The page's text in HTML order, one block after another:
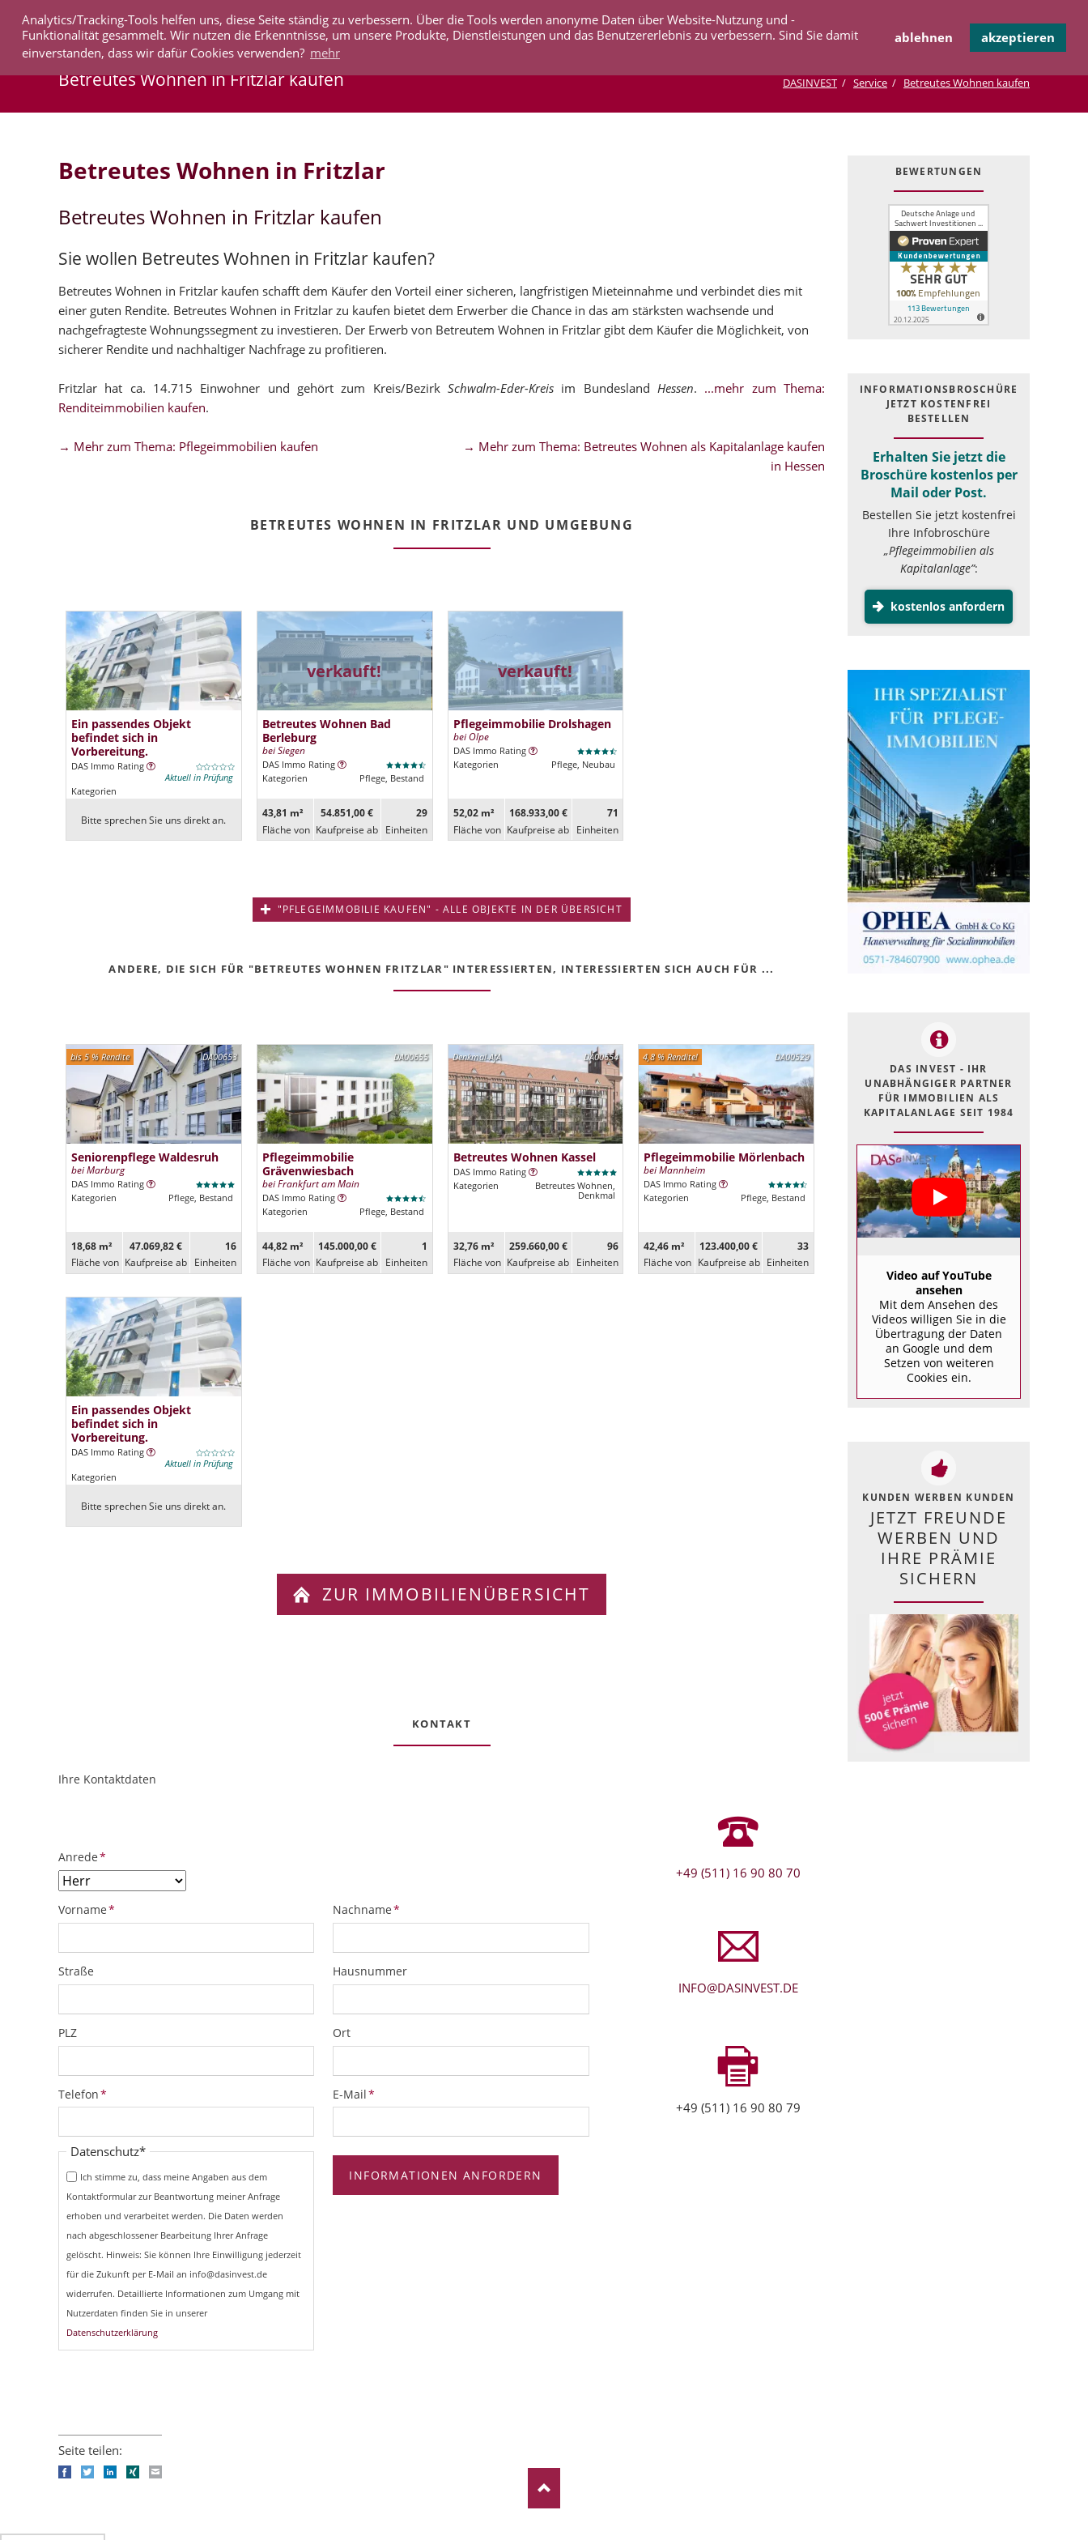
Analytics/Tracking-Tools helfen uns, diese Seite ständig zu verbessern. Über die Tools werden anonyme Daten über Website-Nutzung und -
Funktionalität gesammelt. Wir nutzen die Erkenntnisse, um unsere Produkte, Dienstleistungen und das Benutzererlebnis zu verbessern. Sind Sie damit
einverstanden, dass wir dafür Cookies verwenden? mehr
ablehnen akzeptieren
überspringen
IMMOBILIEN AKTUELLES UNTERNEHMEN SERVICE KOOPERATION KONTAKT
Betreutes Wohnen in Fritzlar kaufen DASINVEST Service Betreutes Wohnen kaufen
Betreutes Wohnen in Fritzlar
Betreutes Wohnen in Fritzlar kaufen
Sie wollen Betreutes Wohnen in Fritzlar kaufen?
Betreutes Wohnen in Fritzlar kaufen schafft dem Käufer den Vorteil einer sicheren, langfristigen Mieteinnahme und verbindet dies mit
einer guten Rendite. Betreutes Wohnen in Fritzlar zu kaufen bietet dem Erwerber die Chance in das am stärksten wachsende und
nachgefragteste Wohnungssegment zu investieren. Der Erwerb von Betreutem Wohnen in Fritzlar gibt dem Käufer die Möglichkeit, von
sicherer Rendite und nachhaltiger Nachfrage zu profitieren.
Fritzlar hat ca. 14.715 Einwohner und gehört zum Kreis/Bezirk Schwalm-Eder-Kreis im Bundesland Hessen. ...mehr zum Thema:
Renditeimmobilien kaufen.
→ Mehr zum Thema: Pflegeimmobilien kaufen
→ Mehr zum Thema: Betreutes Wohnen als Kapitalanlage kaufen
in Hessen
BETREUTES WOHNEN IN FRITZLAR UND UMGEBUNG
Ein passendes Objekt
befindet sich in
Vorbereitung.
DAS Immo Rating
Aktuell in Prüfung
Kategorien
Bitte sprechen Sie uns direkt an.
verkauft!
Betreutes Wohnen Bad
Berleburg
bei Siegen
DAS Immo Rating
Kategorien
Pflege, Bestand
43,81 m²
Fläche von
54.851,00 €
Kaufpreise ab
29
Ein­heiten
verkauft!
Pflegeimmobilie Drolshagen
bei Olpe
DAS Immo Rating
Kategorien
Pflege, Neubau
52,02 m²
Fläche von
168.933,00 €
Kaufpreise ab
71
Ein­heiten
"PFLEGEIMMOBILIE KAUFEN" - ALLE OBJEKTE IN DER ÜBERSICHT
ANDERE, DIE SICH FÜR "BETREUTES WOHNEN FRITZLAR" INTERESSIERTEN, INTERESSIERTEN SICH AUCH FÜR ...
DA00653
bis 5 % Rendite
Seniorenpflege Waldesruh
bei Marburg
DAS Immo Rating
Kategorien
Pflege, Bestand
18,68 m²
Fläche von
47.069,82 €
Kaufpreise ab
16
Ein­heiten
DA00655
Pflegeimmobilie
Grävenwiesbach
bei Frankfurt am Main
DAS Immo Rating
Kategorien
Pflege, Bestand
44,82 m²
Fläche von
145.000,00 €
Kaufpreise ab
1
Ein­heiten
DA00654
Denkmal-AfA
Betreutes Wohnen Kassel
DAS Immo Rating
Kategorien
Betreutes Wohnen,
Denkmal
32,76 m²
Fläche von
259.660,00 €
Kaufpreise ab
96
Ein­heiten
DA00529
4,8 % Rendite!
Pflegeimmobilie Mörlenbach
bei Mannheim
DAS Immo Rating
Kategorien
Pflege, Bestand
42,46 m²
Fläche von
123.400,00 €
Kaufpreise ab
33
Ein­heiten
Ein passendes Objekt
befindet sich in
Vorbereitung.
DAS Immo Rating
Aktuell in Prüfung
Kategorien
Bitte sprechen Sie uns direkt an.
ZUR IMMOBILIENÜBERSICHT
KONTAKT
ObjektPlatzhalter
URL
Ihre Kontaktdaten
Pflichtfeld
Anrede*
Pflichtfeld
Vorname* Pflichtfeld
Nachname*
Straße Hausnummer
PLZ Ort
Pflichtfeld
Telefon* Pflichtfeld
E-Mail*
Pflichtfeld
Datenschutz*
Ich stimme zu, dass meine Angaben aus dem
Kontaktformular zur Beantwortung meiner Anfrage
erhoben und verarbeitet werden. Die Daten werden
nach abgeschlossener Bearbeitung Ihrer Anfrage
gelöscht. Hinweis: Sie können Ihre Einwilligung jederzeit
für die Zukunft per E-Mail an info@dasinvest.de
widerrufen. Detaillierte Informationen zum Umgang mit
Nutzerdaten finden Sie in unserer
Datenschutzerklärung
INFORMATIONEN ANFORDERN
+49 (511) 16 90 80 70
INFO@DASINVEST.DE
+49 (511) 16 90 80 79
BEWERTUNGEN
INFOR­MATIONS­BROSCHÜRE
JETZT KOSTEN­FREI
BESTELLEN
Erhalten Sie jetzt die
Broschüre kostenlos per
Mail oder Post.
Bestellen Sie jetzt kostenfrei
Ihre Infobroschüre
„Pflegeimmobilien als
Kapitalanlage”:
kostenlos anfordern
DAS INVEST - IHR
UNABHÄNGIGER PARTNER
FÜR IMMOBILIEN ALS
KAPITALANLAGE SEIT 1984
Video auf YouTube
ansehen
Mit dem Ansehen des
Videos willigen Sie in die
Übertragung der Daten
an Google und dem
Setzen von weiteren
Cookies ein.
KUNDEN WERBEN KUNDEN
JETZT FREUNDE
WERBEN UND
IHRE PRÄMIE
SICHERN
Seite teilen:
FacebookTwitterLinkedIn
Xing